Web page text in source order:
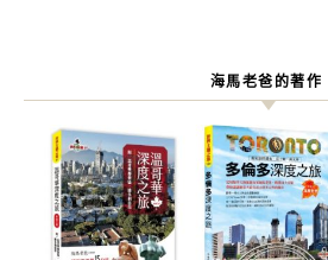
海馬老爸的著作